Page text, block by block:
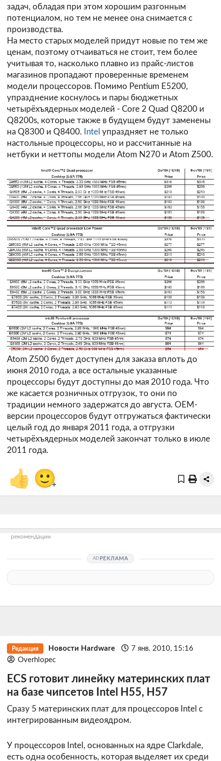
задач, обладая при этом хорошим разгонным
потенциалом, но тем не менее она снимается с
производства.
На место старых моделей придут новые по тем же
ценам, поэтому отчаиваться не стоит, тем более
учитывая то, насколько плавно из прайс-листов
магазинов пропадают проверенные временем
модели процессоров. Помимо Pentium E5200,
упразднение коснулось и пары бюджетных
четырёхъядерных моделей - Core 2 Quad Q8200 и
Q8200s, которые также в будущем будут заменены
на Q8300 и Q8400.
Intel упраздняет не только
настольные процессоры, но и рассчитанные на
нетбуки и неттопы модели Atom N270 и Atom Z500.
Atom Z500 будет доступен для заказа вплоть до
июня 2010 года, а все остальные указанные
процессоры будут доступны до мая 2010 года. Что
же касается розничных отгрузок, то они по
традиции немного задержатся до августа. OEM-
версии процессоров будут отгружаться фактически
целый год до января 2011 года, а отгрузки
четырёхъядерных моделей закончат только в июле
2011 года.
👍 🙂+
рекомендации
РЕКЛАМА
Редакция Новости Hardware
7 янв. 2010, 15:16
Overhlopec
ECS готовит линейку материнских плат
на базе чипсетов Intel H55, H57
Сразу 5 материнских плат для процессоров Intel с
интегрированным видеоядром.
У процессоров Intel, основанных на ядре Clarkdale,
есть одна особенность, которая выделяет их среди